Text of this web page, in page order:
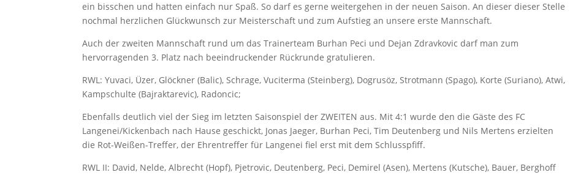
ein bisschen und hatten einfach nur Spaß. So darf es gerne weitergehen in der neuen Saison. An dieser dieser Stelle
nochmal herzlichen Glückwunsch zur Meisterschaft und zum Aufstieg an unsere erste Mannschaft.
Auch der zweiten Mannschaft rund um das Trainerteam Burhan Peci und Dejan Zdravkovic darf man zum
hervorragenden 3. Platz nach beeindruckender Rückrunde gratulieren.
RWL: Yuvaci, Üzer, Glöckner (Balic), Schrage, Vuciterma (Steinberg), Dogrusöz, Strotmann (Spago), Korte (Suriano), Atwi,
Kampschulte (Bajraktarevic), Radoncic;
Ebenfalls deutlich viel der Sieg im letzten Saisonspiel der ZWEITEN aus. Mit 4:1 wurde den die Gäste des FC
Langenei/Kickenbach nach Hause geschickt, Jonas Jaeger, Burhan Peci, Tim Deutenberg und Nils Mertens erzielten
die Rot-Weißen-Treffer, der Ehrentreffer für Langenei fiel erst mit dem Schlusspfiff.
RWL II: David, Nelde, Albrecht (Hopf), Pjetrovic, Deutenberg, Peci, Demirel (Asen), Mertens (Kutsche), Bauer, Berghoff